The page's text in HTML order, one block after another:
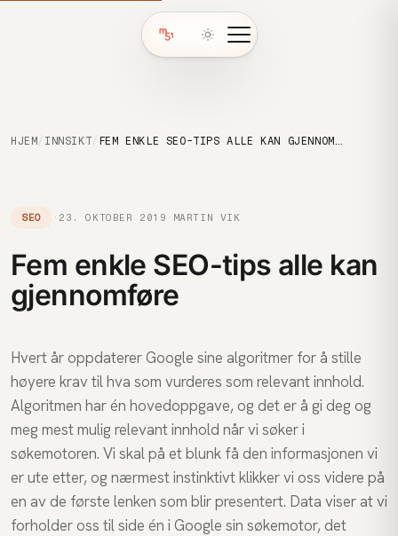
HJEM / INNSIKT/ FEM ENKLE SEO-TIPS ALLE KAN GJENNOMFØRE
SEO · 23. OKTOBER 2019 · MARTIN VIK
Fem enkle SEO-tips alle kan
gjennomføre
Hvert år oppdaterer Google sine algoritmer for å stille
høyere krav til hva som vurderes som relevant innhold.
Algoritmen har én hovedoppgave, og det er å gi deg og
meg mest mulig relevant innhold når vi søker i
søkemotoren. Vi skal på et blunk få den informasjonen vi
er ute etter, og nærmest instinktivt klikker vi oss videre på
en av de første lenken som blir presentert. Data viser at vi
forholder oss til side én i Google sin søkemotor, det